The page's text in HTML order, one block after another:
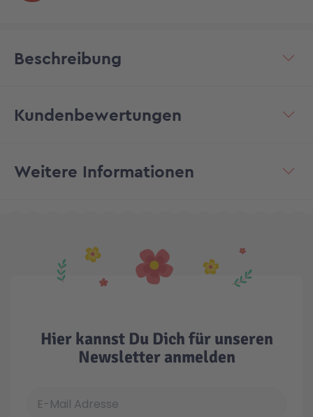
Beschreibung
Kundenbewertungen
Weitere Informationen
Hier kannst Du Dich für unseren
Newsletter anmelden